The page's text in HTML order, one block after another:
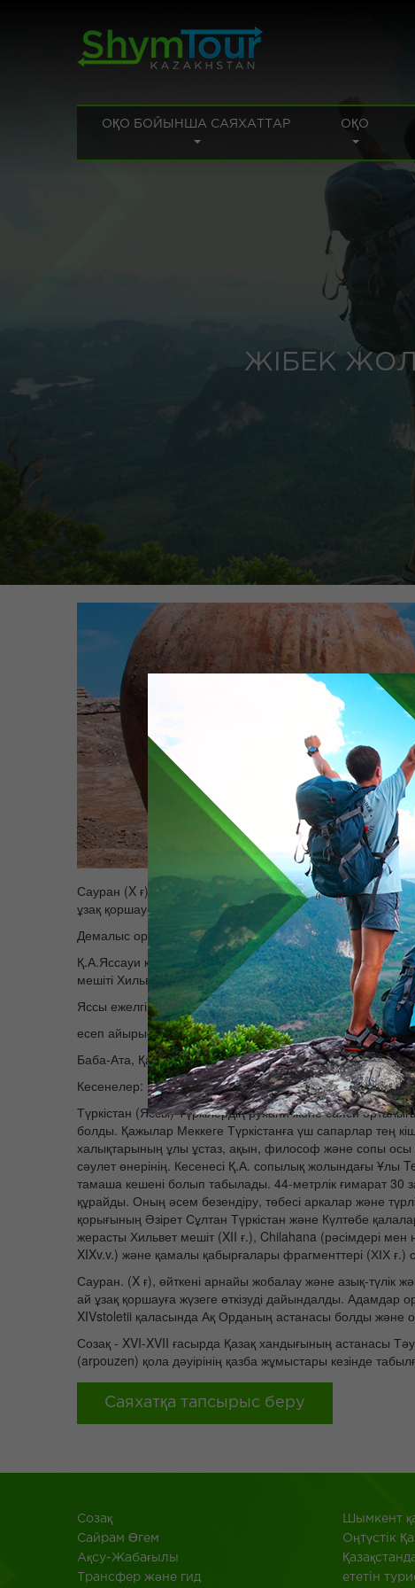
ОҚО БОЙЫНША САЯХАТТАР ОҚО
ЖІБЕК
Сауран (X ғ), өйткені арнайы жобалау және азық-түлік
ұзақ қоршауға жүзеге өткізуді дайындалды. Адамдар
Демалыс орындар:
Қ.А.Яссауи кесенесі, қорымы, қақпасы бар бекініс
мешіті Хильвет, Джума мешіт,
Яссы ежелгі қаланың тарихы мұражайы);
есеп айырысу және Ақ Орда Сауран астанасы;
Баба-Ата, Қазақ хандығы XVI Созақ капиталының есеп
Кесенелер: Исхак Баба, Karabura, Тіпті-Ата.
Түркістан (Яссы) Түркілердің рухани және саяси
болды. Қажылар Меккеге Түркістанға үш сапарлар тең
халықтарының ұлы ұстаз, ақын, философ және сопы осы
сәулет өнерінің. Кесенесі Қ.А. сопылық жолындағы Ұлы
тамаша кешені болып табылады. 44-метрлік ғимарат 30
құрайды. Оның әсем безендіру, төбесі аркалар және
қорығының Әзірет Сұлтан Түркістан және Күлтөбе
жерасты Хильвет мешіт (XII ғ.), Chilahana (рәсімдері
XIXv.v.) және қамалы қабырғалары фрагменттері (ХІХ ғ.)
Сауран. (X ғ), өйткені арнайы жобалау және азық-түлік
ай ұзақ қоршауға жүзеге өткізуді дайындалды. Адамдар
XIVstoletii қаласында Ақ Орданың астанасы болды және
Созақ - XVI-XVII ғасырда Қазақ хандығының астанасы
(arpouzen) қола дәуірінің қазба жұмыстары кезінде
Саяхатқа тапсырыс беру
Созақ
​Сайрам Өгем
Ақсу-Жабағылы
Трансфер және гид
Шымкент
Оңтүстік
ететін